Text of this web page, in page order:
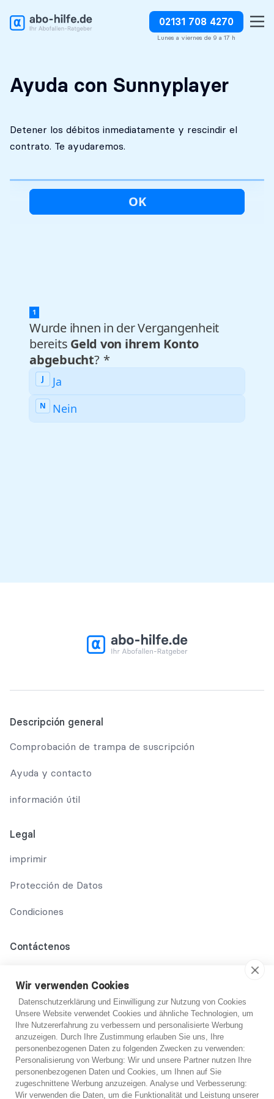
02131 708 4270
Lunes a viernes de 9 a 17 h
Análisis inicial
Absolutamente
Detener los débitos
inmediatamente
Ayuda con Sunnyplayer
Detener los débitos inmediatamente y rescindir el
contrato. Te ayudaremos.
¿No estoy seguro?
Descripción general
Comprobación de trampa de suscripción
Ayuda y contacto
información útil
Legal
imprimir
Protección de Datos
Condiciones
Contáctenos
support@abo-hilfe.de
© 2021 abo-hilfe.de
*Nota: abo-hilfe.de sirve como sitio web informativo. El
consumidor recibe información y consejos y trucos sobre el
Wir verwenden Cookies
Datenschutzerklärung und Einwilligung zur Nutzung von Cookies
Unsere Website verwendet Cookies und ähnliche Technologien, um
Ihre Nutzererfahrung zu verbessern und personalisierte Werbung
anzuzeigen. Durch Ihre Zustimmung erlauben Sie uns, Ihre
personenbezogenen Daten zu folgenden Zwecken zu verwenden:
Personalisierung von Werbung: Wir und unsere Partner nutzen Ihre
personenbezogenen Daten und Cookies, um Ihnen auf Sie
zugeschnittene Werbung anzuzeigen. Analyse und Verbesserung:
Wir verwenden die Daten, um die Funktionalität und Leistung unserer